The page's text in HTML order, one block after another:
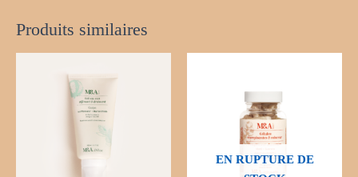
Produits similaires
EN RUPTURE DE